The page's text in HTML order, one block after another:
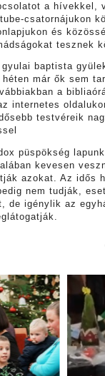
a hívekkel,
csatornájukon
és
tesznek
baptista
már ők sem
a
internetes
testvéreik
püspökség
kevesen
azokat. Az idős
nem tudják,
de igénylik az